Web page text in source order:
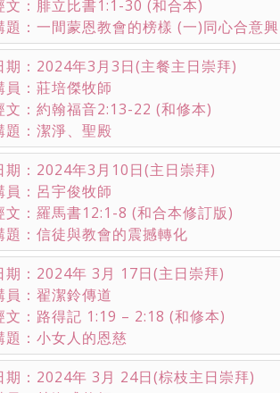
文：腓立比書1:1-30 (和合本)
題：一間蒙恩教會的榜樣 (一)同心合意
期：2024年3月3日(主餐主日崇拜)
員：莊培傑牧師
文：約翰福音2:13-22 (和修本)
題：潔淨、聖殿
期：2024年3月10日(主日崇拜)
員：呂宇俊牧師
文：羅馬書12:1-8 (和合本修訂版)
題：信徒與教會的震撼轉化
期：2024年 3月 17日(主日崇拜)
員：翟潔鈴傳道
文：路得記 1:19 – 2:18 (和修本)
題：小女人的恩慈
期：2024年 3月 24日(棕枝主日崇拜)